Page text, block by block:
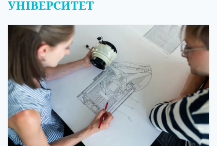
УНІВЕРСИТЕТ